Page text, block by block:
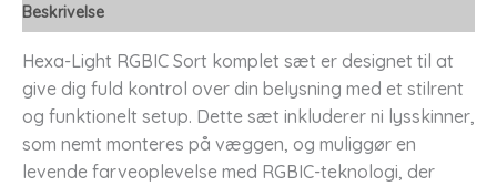
Beskrivelse
Hexa-Light RGBIC Sort komplet sæt er designet til at
give dig fuld kontrol over din belysning med et stilrent
og funktionelt setup. Dette sæt inkluderer ni lysskinner,
som nemt monteres på væggen, og muliggør en
levende farveoplevelse med RGBIC-teknologi, der